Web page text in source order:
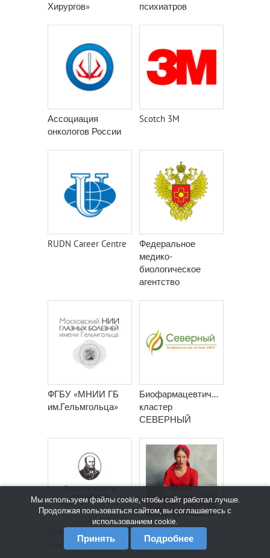
Хирургов»
психиатров
Ассоциация
онкологов России
Scotch 3M
RUDN Career Centre
Федеральное
медико-
биологическое
агентство
ФГБУ «МНИИ ГБ
им.Гельмгольца»
Биофармацевтический
кластер
СЕВЕРНЫЙ
Пироговское
движение
Мы используем файлы cookie, чтобы сайт работал лучше.
Продолжая пользоваться сайтом, вы соглашаетесь с
использованием cookie.
Принять Подробнее